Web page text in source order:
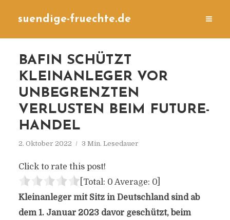
suendige-fruechte.de
BAFIN SCHÜTZT
KLEINANLEGER VOR
UNBEGRENZTEN
VERLUSTEN BEIM FUTURE-
HANDEL
2. Oktober 2022 3 Min. Lesedauer
Click to rate this post!
[Total: 0 Average: 0]
Kleinanleger mit Sitz in Deutschland sind ab
dem 1. Januar 2023 davor geschützt, beim